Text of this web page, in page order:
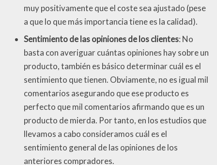
muy positivamente que el coste sea ajustado (pese
a que lo que más importancia tiene es la calidad).
Sentimiento de las opiniones de los clientes: No
basta con averiguar cuántas opiniones hay sobre un
producto, también es básico determinar cuál es el
sentimiento que tienen. Obviamente, no es igual mil
comentarios asegurando que ese producto es
perfecto que mil comentarios afirmando que es un
producto de mierda. Por tanto, en los estudios que
llevamos a cabo consideramos cuál es el
sentimiento general de las opiniones de los
anteriores compradores.